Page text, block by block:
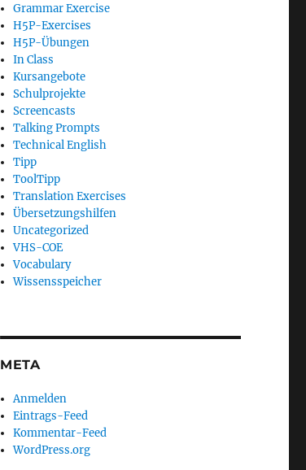
Grammar Exercise
H5P-Exercises
H5P-Übungen
In Class
Kursangebote
Schulprojekte
Screencasts
Talking Prompts
Technical English
Tipp
ToolTipp
Translation Exercises
Übersetzungshilfen
Uncategorized
VHS-COE
Vocabulary
Wissensspeicher
META
Anmelden
Eintrags-Feed
Kommentar-Feed
WordPress.org